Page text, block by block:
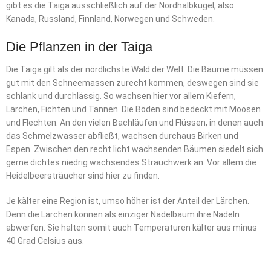
gibt es die Taiga ausschließlich auf der Nordhalbkugel, also
Kanada, Russland, Finnland, Norwegen und Schweden.
Die Pflanzen in der Taiga
Die Taiga gilt als der nördlichste Wald der Welt. Die Bäume müssen
gut mit den Schneemassen zurecht kommen, deswegen sind sie
schlank und durchlässig. So wachsen hier vor allem Kiefern,
Lärchen, Fichten und Tannen. Die Böden sind bedeckt mit Moosen
und Flechten. An den vielen Bachläufen und Flüssen, in denen auch
das Schmelzwasser abfließt, wachsen durchaus Birken und
Espen. Zwischen den recht licht wachsenden Bäumen siedelt sich
gerne dichtes niedrig wachsendes Strauchwerk an. Vor allem die
Heidelbeersträucher sind hier zu finden.
Je kälter eine Region ist, umso höher ist der Anteil der Lärchen.
Denn die Lärchen können als einziger Nadelbaum ihre Nadeln
abwerfen. Sie halten somit auch Temperaturen kälter aus minus
40 Grad Celsius aus.